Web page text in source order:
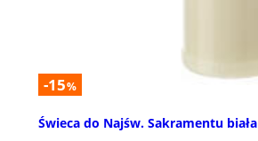
-15%
Świeca do Najśw. Sakramentu